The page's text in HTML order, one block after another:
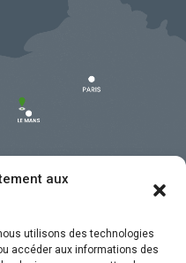
aux
utilisons des technologies
accéder aux informations des